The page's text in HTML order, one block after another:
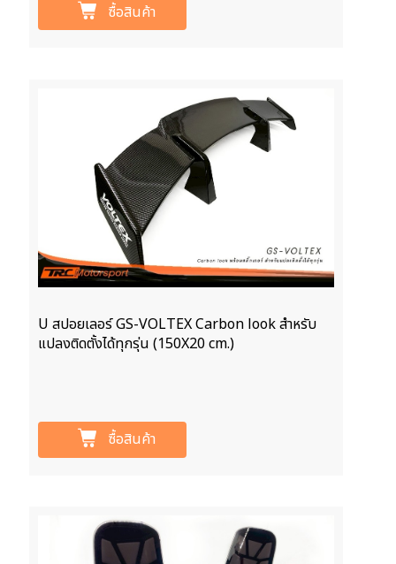
ซื้อสินค้า
U สปอยเลอร์ GS-VOLTEX Carbon look สำหรับ
แปลงติดตั้งได้ทุกรุ่น (150X20 cm.)
ซื้อสินค้า